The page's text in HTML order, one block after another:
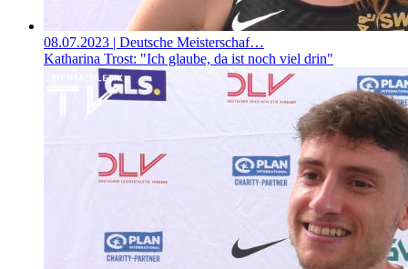
08.07.2023 | Deutsche Meisterschaf…
Katharina Trost: "Ich glaube, da ist noch viel drin"